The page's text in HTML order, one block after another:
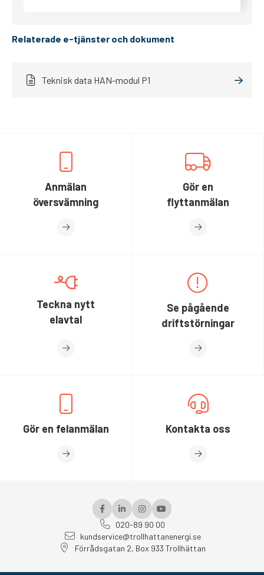
Relaterade e-tjänster och dokument
Teknisk data HAN-modul P1
Anmälan
översvämning
Gör en
flyttanmälan
Teckna nytt
elavtal
Se pågående
driftstörningar
Gör en felanmälan Kontakta oss
020-89 90 00
kundservice@trollhattanenergi.se
Förrådsgatan 2, Box 933 Trollhättan